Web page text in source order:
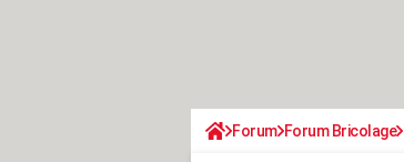
Forum Forum Bricolage